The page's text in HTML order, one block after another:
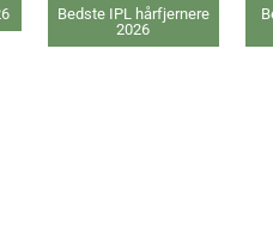
Bedste IPL hårfjernere
2026